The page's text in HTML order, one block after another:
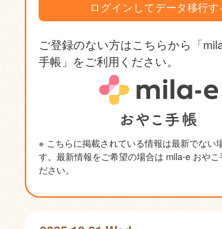
ログインしてデータ移行す
ご登録のない方はこちらから「
手帳」をご利用ください。
※ こちらに掲載されている情報は最新でない
す。最新情報をご希望の場合は mila-e おや
ださい。